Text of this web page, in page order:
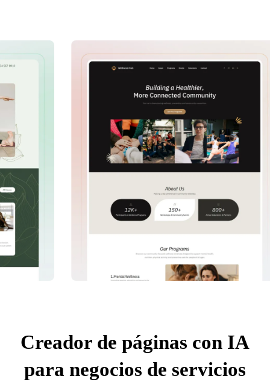
Creador de páginas con IA
para negocios de servicios